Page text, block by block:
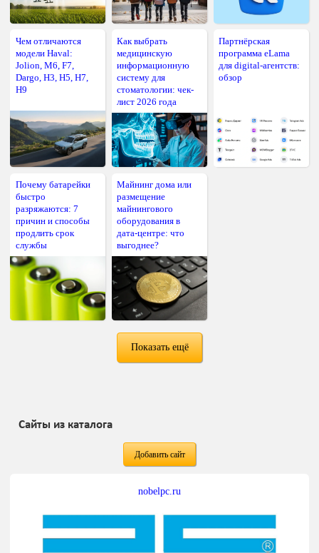
Чем отличаются
модели Haval:
Jolion, M6, F7,
Dargo, H3, H5, H7,
H9
Как выбрать
медицинскую
информационную
систему для
стоматологии: чек-
лист 2026 года
Партнёрская
программа eLama
для digital-агентств:
обзор
Почему батарейки
быстро
разряжаются: 7
причин и способы
продлить срок
службы
Майнинг дома или
размещение
майнингового
оборудования в
дата-центре: что
выгоднее?
Показать ещё
Сайты из каталога
Добавить сайт
nobelpc.ru